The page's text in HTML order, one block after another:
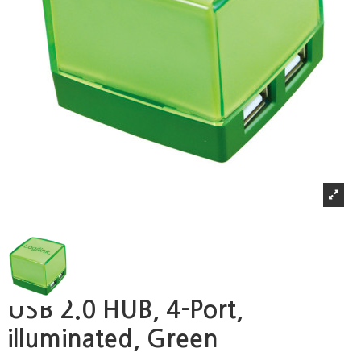
USB 2.0 HUB, 4-Port,
illuminated, Green